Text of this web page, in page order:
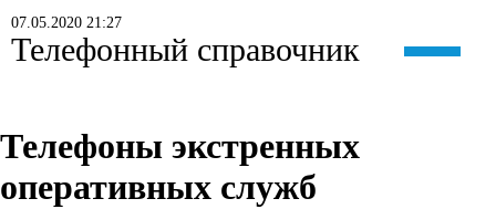
07.05.2020 21:27
Телефонный справочник
Телефоны экстренных
оперативных служб